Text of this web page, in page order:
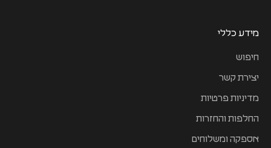
מידע כללי
חיפוש
יצירת קשר
מדיניות פרטיות
החלפות והחזרות
אספקה ומשלוחים